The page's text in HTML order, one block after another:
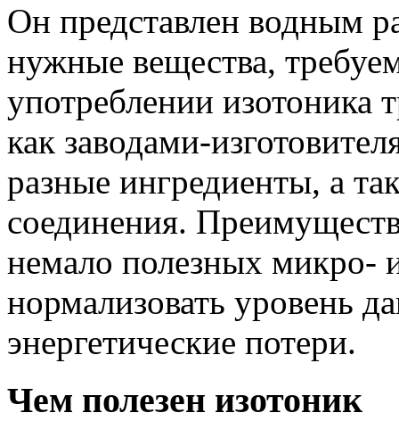
Он представлен водным
нужные вещества,
употреблении изотоника
как заводами-
разные ингредиенты, а
соединения.
немало полезных микро-
нормализовать уровень
энергетические потери.
Чем полезен изотоник